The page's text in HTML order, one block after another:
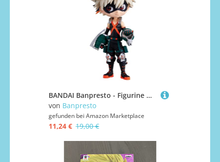
BANDAI Banpresto - Figurine My Hero Academia - Katsuki Bakugo Q Posket Ver A 14cm - 4983164172904
von Banpresto
gefunden bei Amazon Marketplace
11,24 € 19,00 €